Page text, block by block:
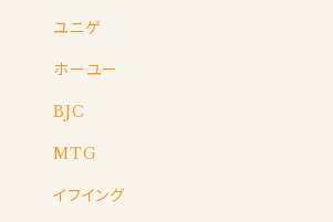
ユニゲ
ホーユー
BJC
MTG
イフイング